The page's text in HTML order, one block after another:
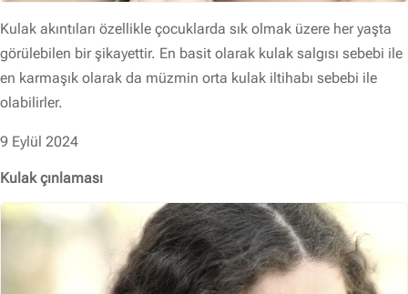
Kulak akıntıları özellikle çocuklarda sık olmak üzere her yaşta
görülebilen bir şikayettir. En basit olarak kulak salgısı sebebi ile
en karmaşık olarak da müzmin orta kulak iltihabı sebebi ile
olabilirler.
9 Eylül 2024
Kulak çınlaması